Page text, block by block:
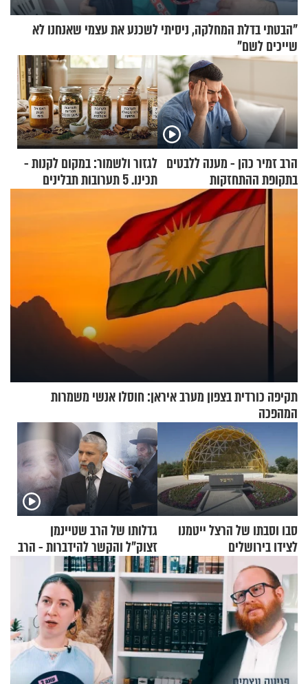
"הבטתי בדלת המחלקה, ניסיתי לשכנע את עצמי שאנחנו לא
שייכים לשם"
הרב זמיר כהן - מענה ללבטים
בתקופת ההתחזקות
לגזור ולשמור: במקום לקנות -
תכינו. 5 תערובות תבלינים
תקיפה כורדית בצפון מערב איראן: חוסלו אנשי משמרות
המהפכה
סבו וסבתו של הרצל ייטמנו
לצידו בירושלים
גדלותו של הרב שטיינמן
זצוק"ל והקשר להידברות - הרב
זמיר כהן